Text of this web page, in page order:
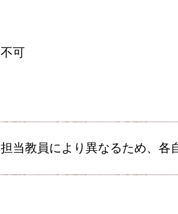
不可
担当教員により異なるため、各